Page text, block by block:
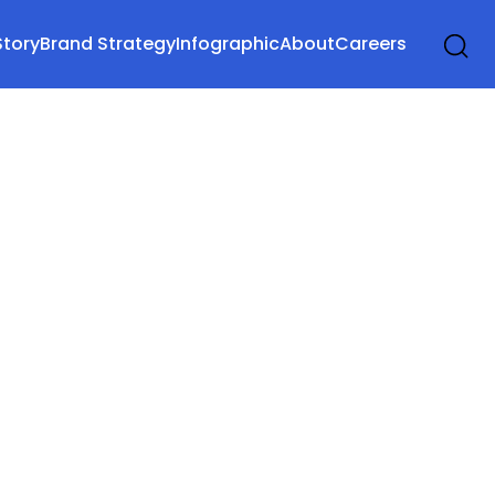
Brand StrategyInfographicAboutCareers